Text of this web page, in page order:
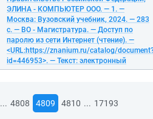
ЭЛИНА - КОМПЬЮТЕР ООО. — 1. —
Москва: Вузовский учебник, 2024. — 283
с. — ВО - Магистратура. — Доступ по
паролю из сети Интернет (чтение). —
<URL:https://znanium.ru/catalog/
id=446953>. — Текст: электронный
... 4808 4809 4810 ... 17193